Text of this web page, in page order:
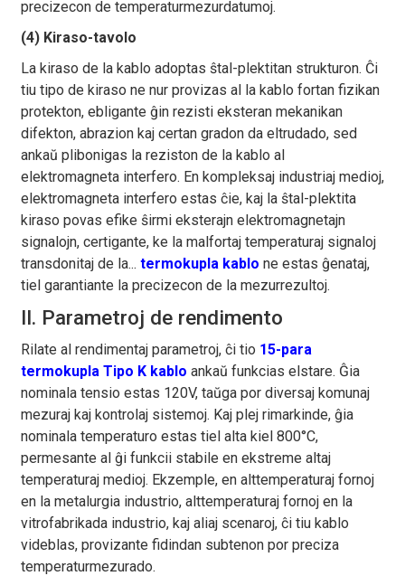
precizecon de temperaturmezurdatumoj.
(4) Kiraso-tavolo
La kiraso de la kablo adoptas ŝtal-plektitan strukturon. Ĉi
tiu tipo de kiraso ne nur provizas al la kablo fortan fizikan
protekton, ebligante ĝin rezisti eksteran mekanikan
difekton, abrazion kaj certan gradon da eltrudado, sed
ankaŭ plibonigas la reziston de la kablo al
elektromagneta interfero. En kompleksaj industriaj medioj,
elektromagneta interfero estas ĉie, kaj la ŝtal-plektita
kiraso povas efike ŝirmi eksterajn elektromagnetajn
signalojn, certigante, ke la malfortaj temperaturaj signaloj
transdonitaj de la... termokupla kablo ne estas ĝenataj,
tiel garantiante la precizecon de la mezurrezultoj.
II. Parametroj de rendimento
Rilate al rendimentaj parametroj, ĉi tio 15-para
termokupla Tipo K kablo ankaŭ funkcias elstare. Ĝia
nominala tensio estas 120V, taŭga por diversaj komunaj
mezuraj kaj kontrolaj sistemoj. Kaj plej rimarkinde, ĝia
nominala temperaturo estas tiel alta kiel 800°C,
permesante al ĝi funkcii stabile en ekstreme altaj
temperaturaj medioj. Ekzemple, en alttemperaturaj fornoj
en la metalurgia industrio, alttemperaturaj fornoj en la
vitrofabrikada industrio, kaj aliaj scenaroj, ĉi tiu kablo
videblas, provizante fidindan subtenon por preciza
temperaturmezurado.